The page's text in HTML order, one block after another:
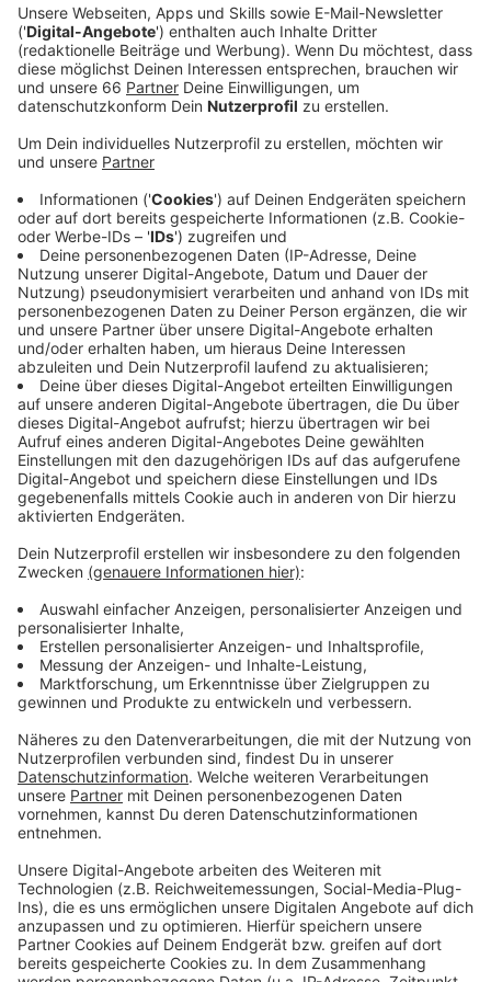
Anzeige
Als die Einsatzkräfte der Feuerwehr vor Ort eintrafen,
brannten zwei leerstehende Busse lichterloh. Die
Kontrolle bringen.
Anzeige
Auch an der Frankfurter Straße brannte ein
Bus
Anzeige
In der Nacht zu Donnerstag musste die Feuerwehr
einenbrennenden Reisebusauf einem Parkplatz an der
Frankfurter Straße löschen. Die Kriminalpolizei hat in
beiden Fällen die Ermittlungen zur Brandursache
aufgenommen. Verletzt wurde niemand.
Anzeige
Weitere Infos und Links zum Thema:
Anzeige
Der Brand in der vergangenen Nacht
Weitere Blaulichtmeldungen aus Düsseldorf
Anzeige